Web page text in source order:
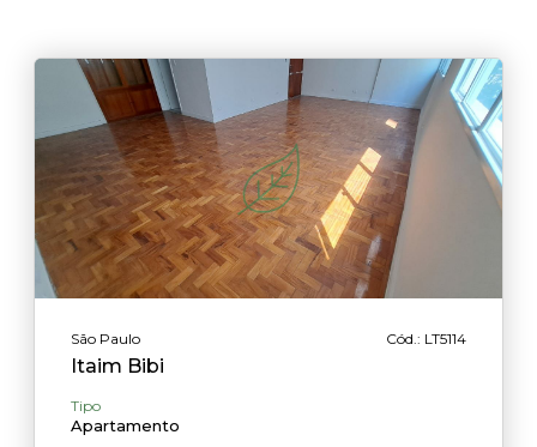
São Paulo Cód.: LT5114
Itaim Bibi
Tipo
Apartamento